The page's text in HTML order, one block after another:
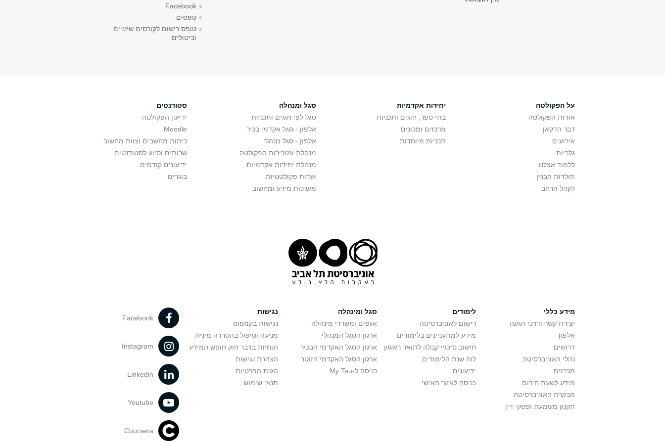
Facebook
טפסים
טופס רישום לקורסים שינויים
וביטולים
על הפקולטה
אודות הפקולטה
דבר הדקאן
אירועים
גלריות
ללמוד אצלנו
תולדות הבנין
לקהל הרחב
יחידות אקדמיות
בתי ספר, חוגים ותכניות
מרכזים ומכונים
תכניות מיוחדות
סגל ומנהלה
סגל לפי חוגים ותכניות
אלפון - סגל אקדמי בכיר
אלפון - סגל מנהלי
מנהלת ומזכירות הפקולטה
מנהלת יחידות אקדמיות
ועדות פקולטטיות
מערכות מידע ומחשוב
סטודנטים
ידיעון הפקולטה
Moodle
כיתות מחשבים וצוות מחשוב
שרותים וסיוע לסטודנטים
ידיעונים קודמים
בוגרים
מידע כללי
יצירת קשר ודרכי הגעה
אלפון
דרושים
נהלי האוניברסיטה
מכרזים
מידע לשעת חירום
מבקרת האוניברסיטה
תקנון משמעת ופסקי דין
לימודים
רישום לאוניברסיטה
מידע למתעניינים בלימודים
חישוב סיכויי קבלה לתואר ראשון
לוח שנת הלימודים
ידיעונים
כניסה לאזור האישי
סגל ומינהלה
אגפים ומשרדי מינהלה
ארגון הסגל המנהלי
ארגון הסגל האקדמי הבכיר
ארגון הסגל האקדמי הזוטר
כניסה ל-My Tau
נגישות
נגישות בקמפוס
מניעה וטיפול בהטרדה מינית
הנחיות בדבר חוק חופש המידע
הצהרת נגישות
הגנת הפרטיות
תנאי שימוש
Facebook
Instagram
Linkedin
Youtube
Coursera